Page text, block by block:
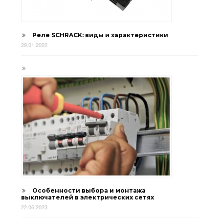
Реле SCHRACK: виды и характеристики
29.01.2022
Особенности выбора и монтажа
выключателей в электрических сетях
22.06.2023